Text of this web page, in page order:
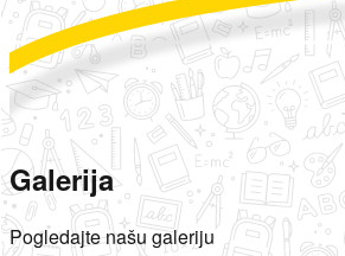
Galerija
Pogledajte našu galeriju